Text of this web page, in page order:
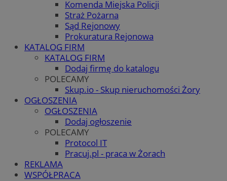
Komenda Miejska Policji
Straż Pożarna
Sąd Rejonowy
Prokuratura Rejonowa
KATALOG FIRM
KATALOG FIRM
Dodaj firmę do katalogu
POLECAMY
Skup.io - Skup nieruchomości Żory
OGŁOSZENIA
OGŁOSZENIA
Dodaj ogłoszenie
POLECAMY
Protocol IT
Pracuj.pl - praca w Żorach
REKLAMA
WSPÓŁPRACA